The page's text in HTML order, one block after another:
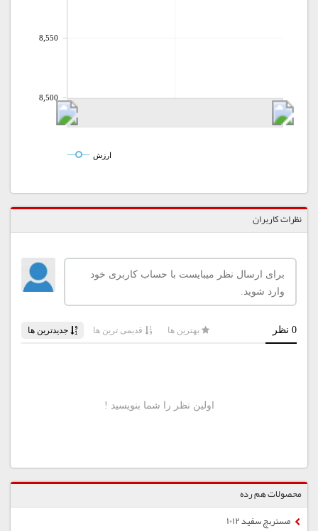
8,500
8,550
ارزش
نظرات کاربران
محصولات هم رده
مستربچ سفید 1012